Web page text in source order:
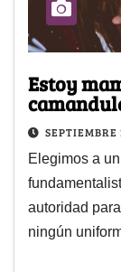
Estoy
SEPTIEMBRE
Elegimos a
autoridad
ningún